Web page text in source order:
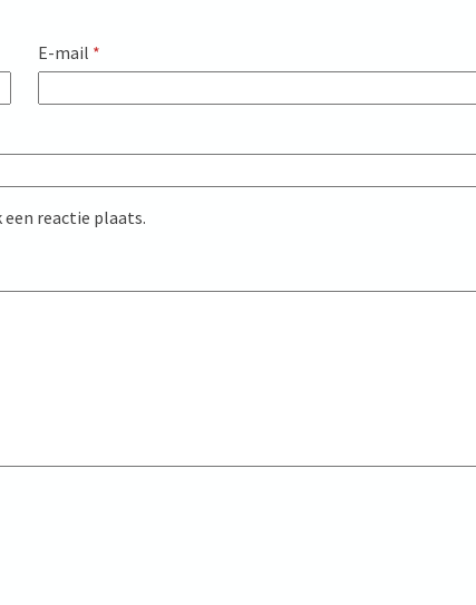
E-mail *
een reactie plaats.